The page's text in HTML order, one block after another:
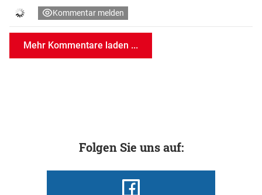
Kommentar melden
Mehr Kommentare laden ...
Folgen Sie uns auf: